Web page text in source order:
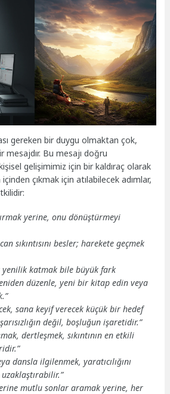
gereken bir duygu olmaktan çok,
mesajdır. Bu mesajı doğru
gelişimimiz için bir kaldıraç olarak
içinden çıkmak için atılabilecek adımlar,
yerine, onu dönüştürmeyi
sıkıntısını besler; harekete geçmek
yenilik katmak bile büyük fark
düzenle, yeni bir kitap edin veya
sana keyif verecek küçük bir hedef
değil, boşluğun işaretidir.”
dertleşmek, sıkıntının en etkili
dansla ilgilenmek, yaratıcılığını
uzaklaştırabilir.”
mutlu sonlar aramak yerine, her